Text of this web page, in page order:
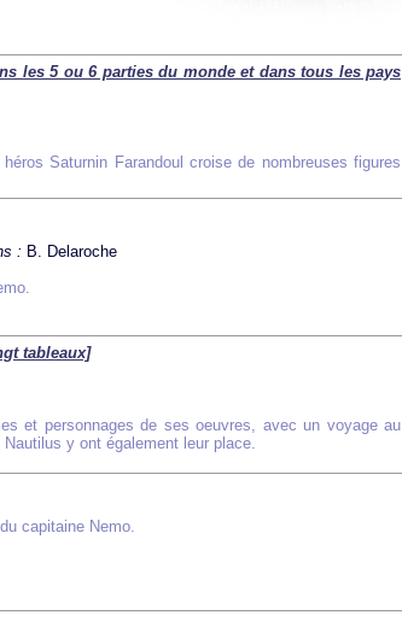
les 5 ou 6 parties du monde et dans tous les pays
Saturnin Farandoul croise de nombreuses figures
: B. Delaroche
tableaux]
et personnages de ses oeuvres, avec un voyage au
y ont également leur place.
capitaine Nemo.